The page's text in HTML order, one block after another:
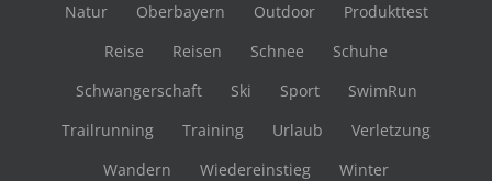
Natur
Oberbayern Outdoor
Produkttest
Reise
Reisen Schnee
Schuhe
Schwangerschaft
Ski Sport
SwimRun
Trailrunning
Training Urlaub
Verletzung
Wandern
Wiedereinstieg
Winter